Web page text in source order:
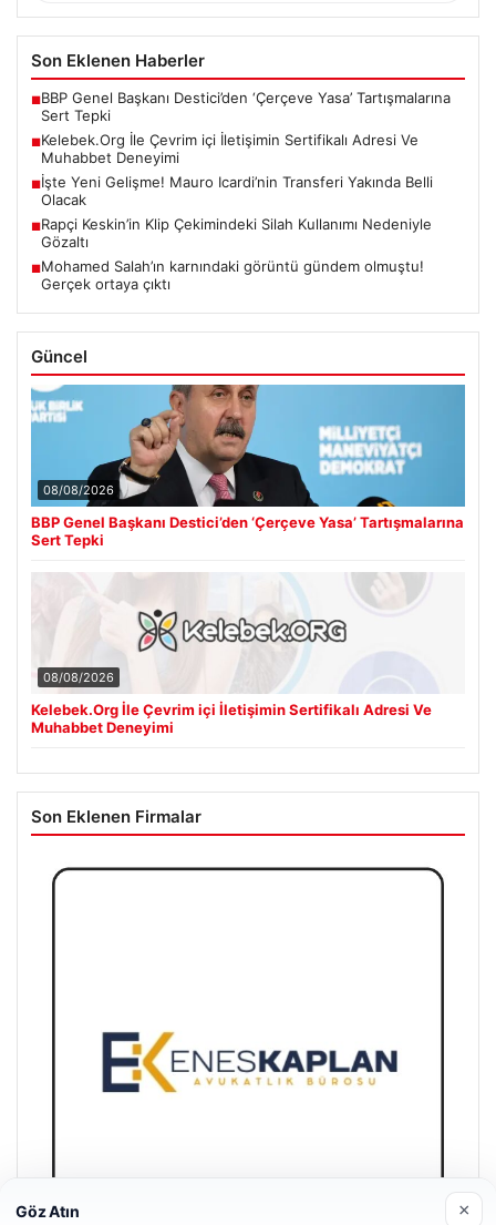
Son Eklenen Haberler
■BBP Genel Başkanı Destici’den ‘Çerçeve Yasa’ Tartışmalarına
Sert Tepki
■Kelebek.Org İle Çevrim içi İletişimin Sertifikalı Adresi Ve
Muhabbet Deneyimi
■İşte Yeni Gelişme! Mauro Icardi’nin Transferi Yakında Belli
Olacak
■Rapçi Keskin’in Klip Çekimindeki Silah Kullanımı Nedeniyle
Gözaltı
■Mohamed Salah’ın karnındaki görüntü gündem olmuştu!
Gerçek ortaya çıktı
Güncel
08/08/2026
BBP Genel Başkanı Destici’den ‘Çerçeve Yasa’ Tartışmalarına
Sert Tepki
08/08/2026
Kelebek.Org İle Çevrim içi İletişimin Sertifikalı Adresi Ve
Muhabbet Deneyimi
Son Eklenen Firmalar
Göz Atın ×